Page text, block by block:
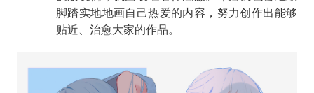
脚踏实地地画自己热爱的内容，努力创作出能够
贴近、治愈大家的作品。